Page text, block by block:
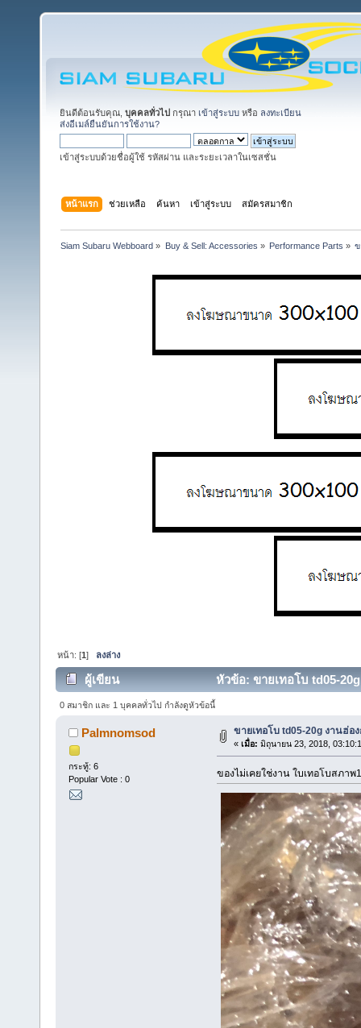
ยินดีต้อนรับคุณ, บุคคลทั่วไป กรุณา เข้าสู่ระบบ หรือ ลงทะเบียน
ส่งอีเมล์ยืนยันการใช้งาน?
เข้าสู่ระบบด้วยชื่อผู้ใช้ รหัสผ่าน และระยะเวลาในเซสชั่น
หน้าแรก ช่วยเหลือ ค้นหา เข้าสู่ระบบ สมัครสมาชิก
Siam Subaru Webboard » Buy & Sell: Accessories » Performance Parts » ข
หน้า: [1] ลงล่าง
ผู้เขียน หัวข้อ: ขายเทอโบ td05-
0 สมาชิก และ 1 บุคคลทั่วไป กำลังดูหัวข้อนี้
Palmnomsod
กระทู้: 6
Popular Vote : 0
ขายเทอโบ td05-20g งานฮ่อง
« เมื่อ: มิถุนายน 23, 2018,
ของไม่เคยใช่งาน ใบเทอโบสภา